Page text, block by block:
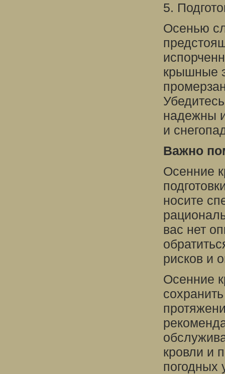
5.
Осенью
крышные
надежны
и
Важно
Осенние
носите
вас нет
рисков и
Осенние
кровли и
погодных